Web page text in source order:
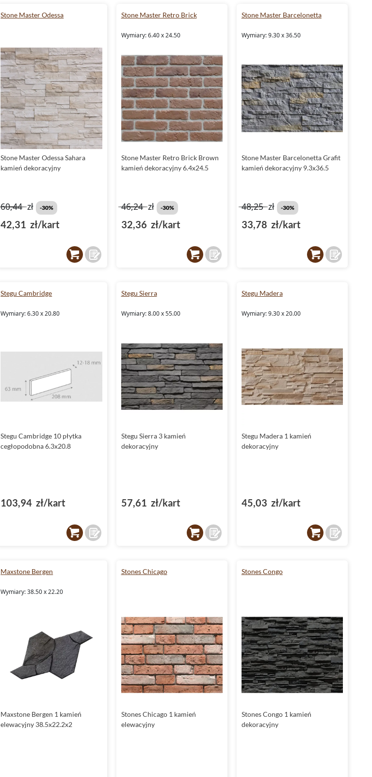
Stone Master Odessa
Stone Master Odessa Sahara
kamień dekoracyjny
60,44zł -30%
42,31 zł/kart
Stone Master Retro Brick
Wymiary: 6.40 x 24.50
Stone Master Retro Brick Brown
kamień dekoracyjny 6.4x24.5
46,24zł -30%
32,36 zł/kart
Stone Master Barcelonetta
Wymiary: 9.30 x 36.50
Stone Master Barcelonetta Grafit
kamień dekoracyjny 9.3x36.5
48,25zł -30%
33,78 zł/kart
Stegu Cambridge
Wymiary: 6.30 x 20.80
Stegu Cambridge 10 płytka
cegłopodobna 6.3x20.8
103,94 zł/kart
Stegu Sierra
Wymiary: 8.00 x 55.00
Stegu Sierra 3 kamień
dekoracyjny
57,61 zł/kart
Stegu Madera
Wymiary: 9.30 x 20.00
Stegu Madera 1 kamień
dekoracyjny
45,03 zł/kart
Maxstone Bergen
Wymiary: 38.50 x 22.20
Maxstone Bergen 1 kamień
elewacyjny 38.5x22.2x2
Stones Chicago
Stones Chicago 1 kamień
elewacyjny
Stones Congo
Stones Congo 1 kamień
dekoracyjny